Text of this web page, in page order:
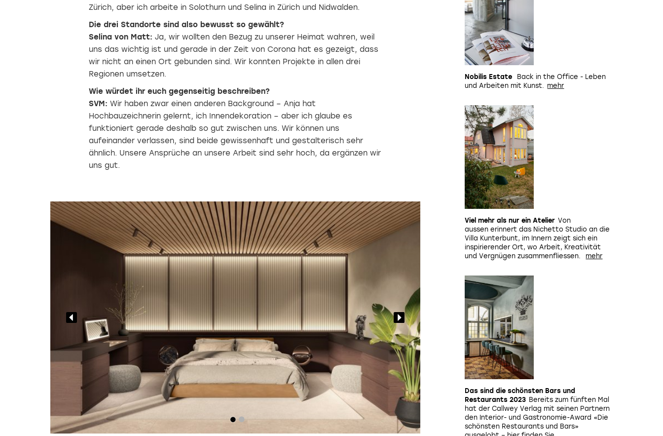
Zürich, aber ich arbeite in Solothurn und Selina in Zürich und Nidwalden.
Die drei Standorte sind also bewusst so gewählt?
Selina von Matt: Ja, wir wollten den Bezug zu unserer Heimat wahren, weil
uns das wichtig ist und gerade in der Zeit von Corona hat es gezeigt, dass
wir nicht an einen Ort gebunden sind. Wir konnten Projekte in allen drei
Regionen umsetzen.
Wie würdet ihr euch gegenseitig beschreiben?
SVM: Wir haben zwar einen anderen Background – Anja hat
Hochbauzeichnerin gelernt, ich Innendekoration – aber ich glaube es
funktioniert gerade deshalb so gut zwischen uns. Wir können uns
aufeinander verlassen, sind beide gewissenhaft und gestalterisch sehr
ähnlich. Unsere Ansprüche an unsere Arbeit sind sehr hoch, da ergänzen wir
uns gut.
Nobilis Estate
Back in the Office - Leben
und Arbeiten mit Kunst.
Viel mehr als nur ein Atelier Von
aussen erinnert das Nichetto Studio an die
Villa Kunterbunt, im Innern zeigt sich ein
inspirierender Ort, wo Arbeit, Kreativität
und Vergnügen zusammenfliessen.
Das sind die schönsten Bars und
Restaurants 2023 Bereits zum fünften Mal
hat der Callwey Verlag mit seinen Partnern
den Interior- und Gastronomie-Award «Die
schönsten Restaurants und Bars»